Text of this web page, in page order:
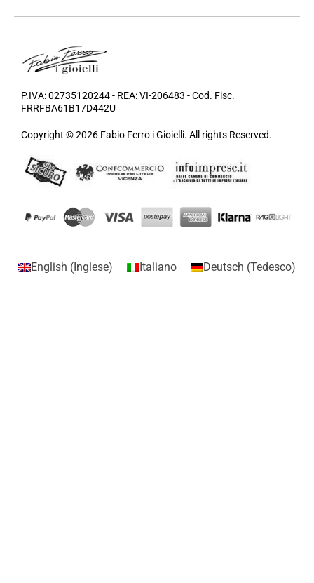
P.IVA: 02735120244 - REA: VI-206483 - Cod. Fisc.
FRRFBA61B17D442U
Copyright © 2026 Fabio Ferro i Gioielli. All rights Reserved.
English (Inglese) Italiano Deutsch (Tedesco)